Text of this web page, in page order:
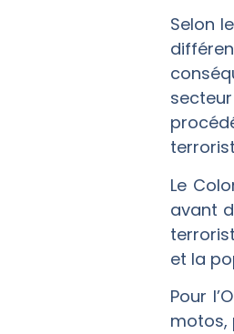
Selon
Le
avant
et la
Pour
motos,